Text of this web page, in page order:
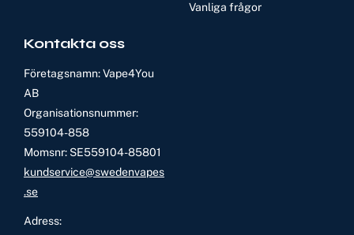
Vanliga frågor
Kontakta oss
Företagsnamn: Vape4You
AB
Organisationsnummer:
559104-858
Momsnr: SE559104-85801
kundservice@swedenvapes
.se
Adress: